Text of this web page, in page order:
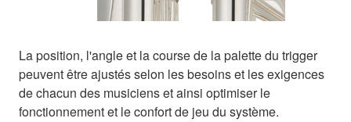
La position, l'angle et la course de la palette du trigger
peuvent être ajustés selon les besoins et les exigences
de chacun des musiciens et ainsi optimiser le
fonctionnement et le confort de jeu du système.